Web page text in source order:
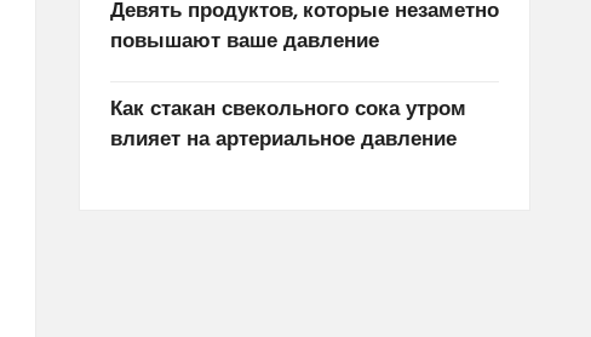
Девять продуктов, которые незаметно
повышают ваше давление
Как стакан свекольного сока утром
влияет на артериальное давление